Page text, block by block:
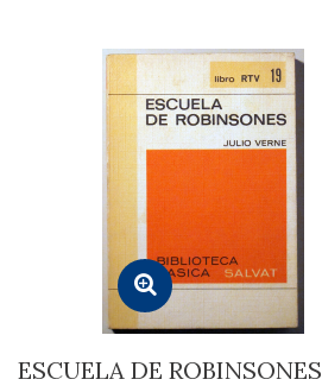
ESCUELA DE ROBINSONES